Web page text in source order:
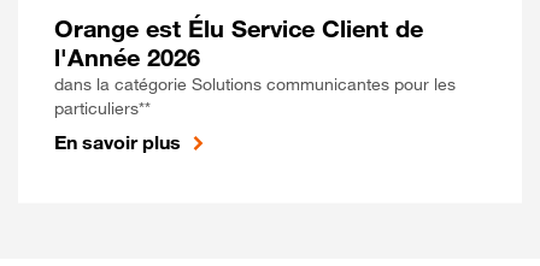
Orange est Élu Service Client de
l'Année 2026
dans la catégorie Solutions communicantes pour les
particuliers**
En savoir plus